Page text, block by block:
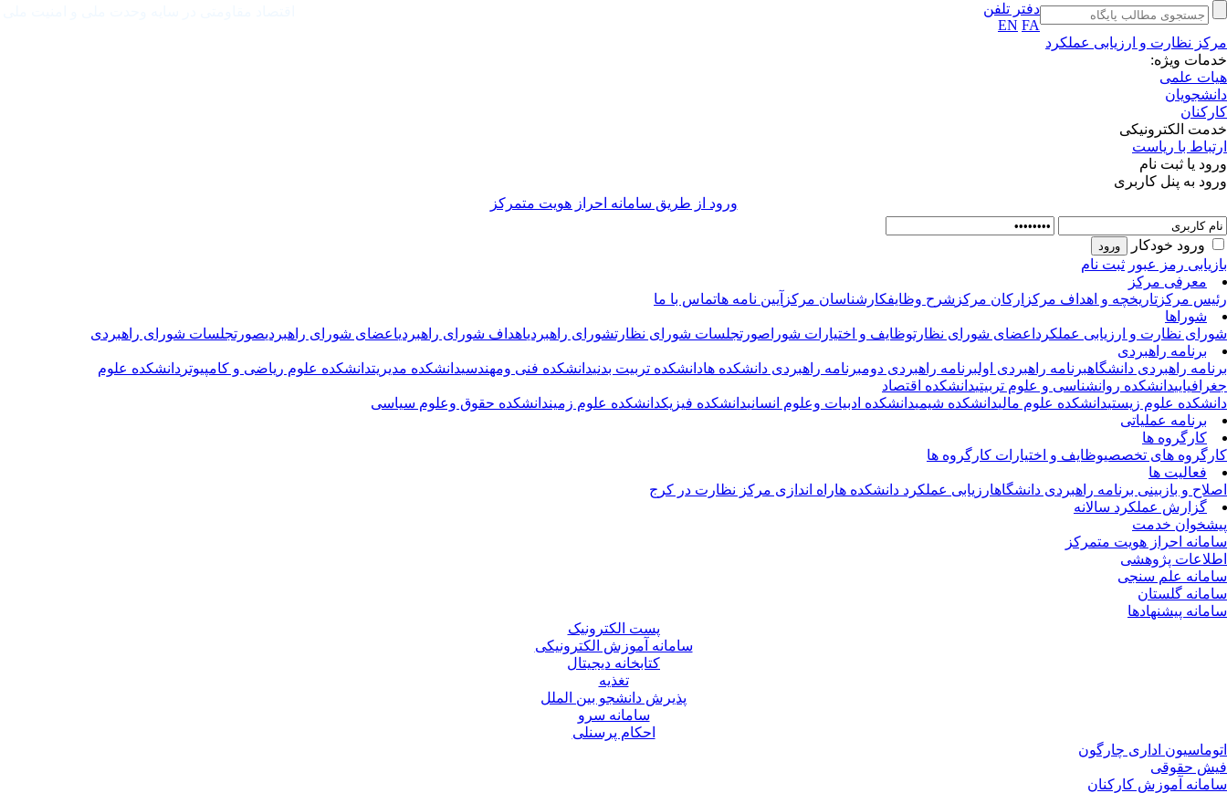
دفتر تلفن
EN FA
مرکز نظارت و ارزیابی عملکرد
خدمات ویژه:
هیات علمی
دانشجویان
کارکنان
خدمت الکترونیکی
ارتباط با ریاست
ورود یا ثبت نام
ورود به پنل کاربری
ورود از طريق سامانه احراز هويت متمركز
ورود خودکار
بازیابی رمز عبور ثبت نام
معرفی مرکز
رئیس مرکز تاریخچه و اهداف مرکز ارکان مرکز شرح وظایفکارشناسان مرکز آیین نامه هاتماس با ما
شوراها
شورای نظارت و ارزیابی عملکرد اعضای شورای نظارتوظایف و اختیارات شورا صورتجلسات شورای نظارتشورای راهبردیاهداف شورای راهبردیاعضای شورای راهبردیصورتجلسات شورای راهبردی
برنامه راهبردی
برنامه راهبردی دانشگاهبرنامه راهبردی اولبرنامه راهبردی دومبرنامه راهبردی دانشکده هادانشکده تربیت بدنیدانشکده فنی ومهندسیدانشکده مدیریتدانشکده علوم ریاضی و کامپیوتر دانشکده علوم
جغرافیاییدانشکده روانشناسی و علوم تربیتیدانشکده اقتصاد
دانشکده علوم زیستیدانشکده علوم مالیدانشکده شیمیدانشکده ادبیات وعلوم انسانیدانشکده فیزیکدانشکده علوم زمیندانشکده حقوق وعلوم سیاسی
برنامه عملیاتی
کارگروه ها
کارگروه های تخصصیوظایف و اختیارات کارگروه ها
فعالیت ها
اصلاح و بازبینی برنامه راهبردی دانشگاهارزیابی عملکرد دانشکده هاراه اندازی مرکز نظارت در کرج
گزارش عملکرد سالانه
پیشخوان خدمت
سامانه احراز هویت متمرکز
اطلاعات پژوهشی
سامانه علم سنجی
سامانه گلستان
سامانه پیشنهادها
پست الکترونیک
سامانه آموزش الکترونیکی
کتابخانه دیجیتال
تغذیه
پذیرش دانشجو بین الملل
سامانه سرو
احکام پرسنلی
اتوماسیون اداری چارگون
فیش حقوقی
سامانه آموزش کارکنان